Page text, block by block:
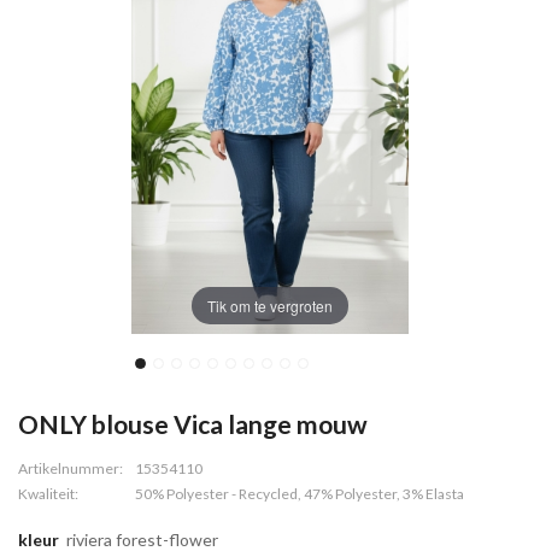
Tik om te vergroten
ONLY blouse Vica lange mouw
Artikelnummer:
15354110
Kwaliteit:
50% Polyester - Recycled, 47% Polyester, 3% Elasta
kleur riviera forest-flower